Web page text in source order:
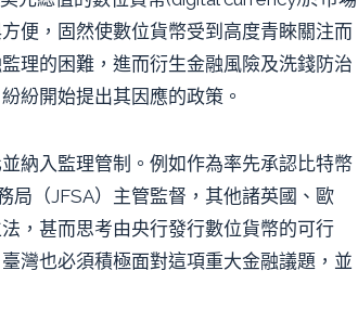
便，固然使數位貨幣受到高度青睞關注而
理的困難，進而衍生金融風險及洗錢防治
紛開始提出其因應的政策。
納入監理管制。例如作為率先承認比特幣
局（JFSA）主管監督，其他諸英國、歐
，甚而思考由央行發行數位貨幣的可行
灣也必須積極面對這項重大金融議題，並